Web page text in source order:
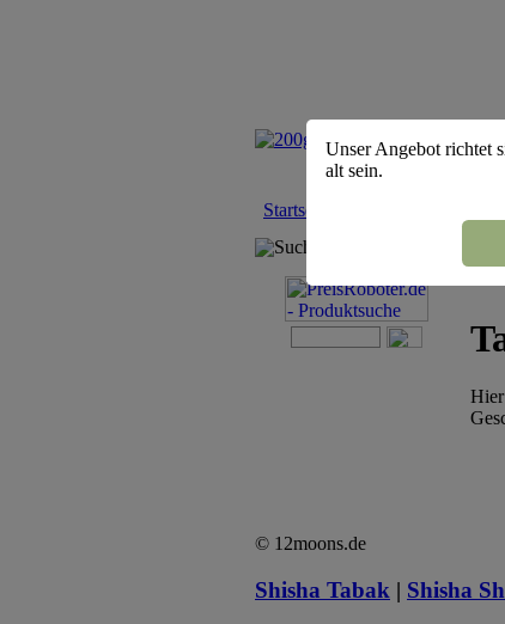
Startseite
Suchmaschine
© 12moons.de
Shisha Tabak | Shisha
Unser Angebot richtet
alt sein.